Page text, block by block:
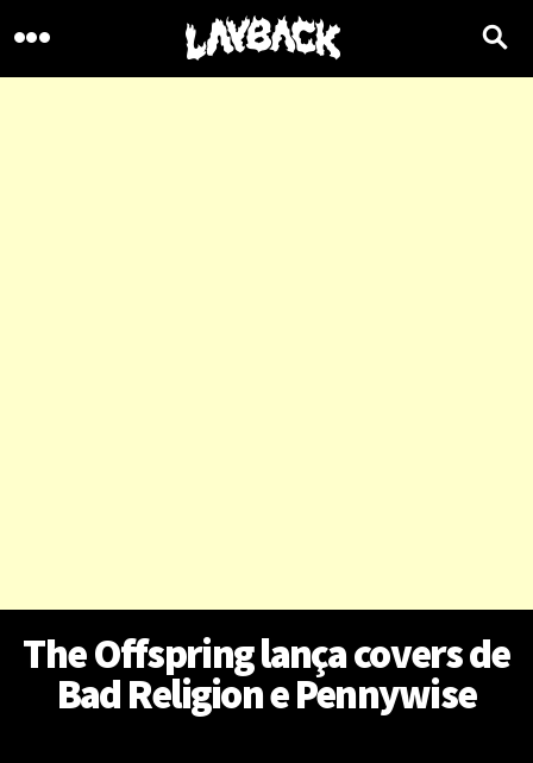
The Offspring lança covers de
Bad Religion e Pennywise